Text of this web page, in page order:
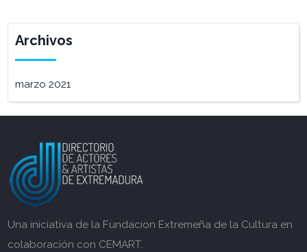
Archivos
marzo 2021
Una iniciativa de la Fundacion Extremeña de la Cultura en
colaboración con CEMART.